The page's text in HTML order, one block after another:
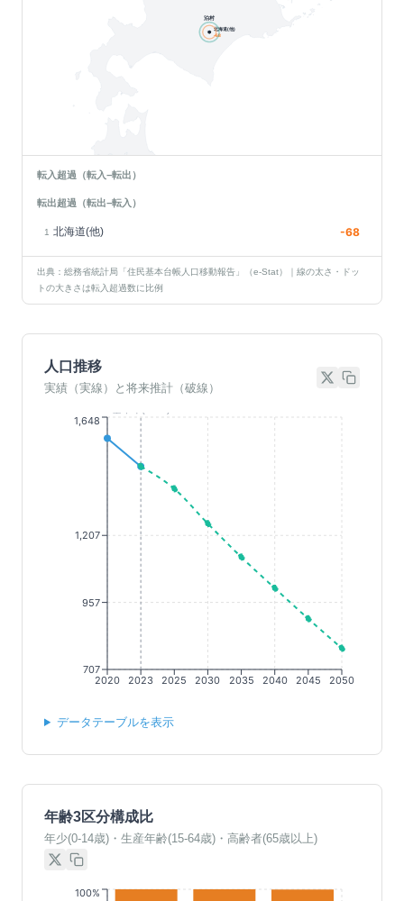
北海道(他)
-68
泊村
転入超過（転入−転出）
転出超過（転出−転入）
1 北海道(他) -68
出典：総務省統計局「住民基本台帳人口移動報告」（e-Stat）｜線の太さ・ドッ
トの大きさは転入超過数に比例
人口推移
実績（実線）と将来推計（破線）
2020 2023 2025 2030 2035 2040 2045 2050
707
957
1,207
1,648
データテーブルを表示
年齢3区分構成比
年少(0-14歳)・生産年齢(15-64歳)・高齢者(65歳以上)
100%